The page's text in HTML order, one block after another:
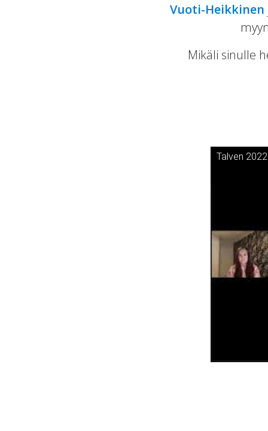
Vuoti-Heikkinen
Mikäli sinulle
Talven